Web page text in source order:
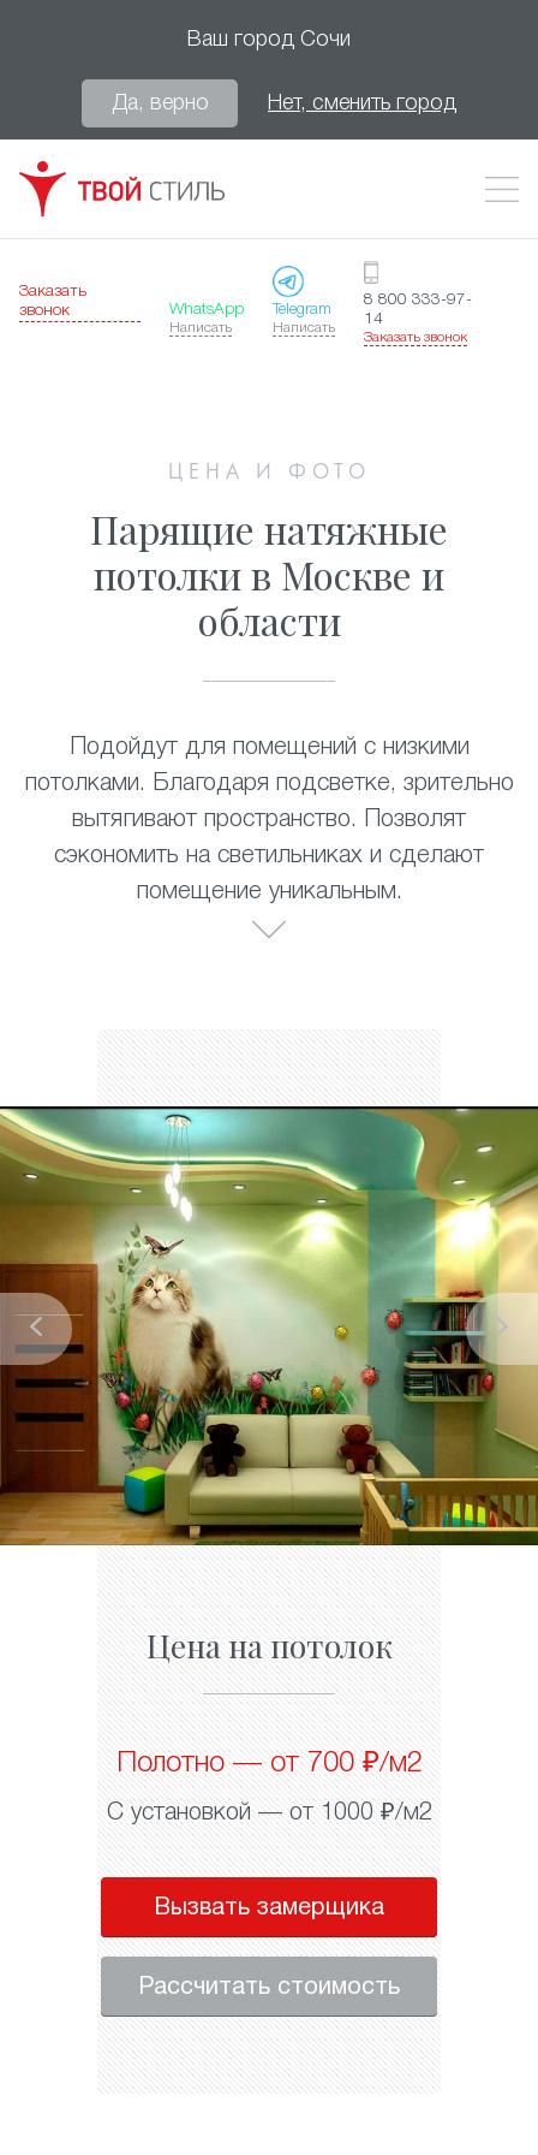
Ваш город Сочи
Да, верно Нет, сменить город
Заказать
звонок
WhatsApp
Написать
Telegram
Написать
8 800 333-97-
14
Заказать звонок
ЦЕНА И ФОТО
Парящие натяжные
потолки в Москве и
области
Подойдут для помещений с низкими
потолками. Благодаря подсветке, зрительно
вытягивают пространство. Позволят
сэкономить на светильниках и сделают
помещение уникальным.
Цена на потолок
Полотно — от 700 ₽/м2
С установкой — от 1000 ₽/м2
Вызвать замерщика
Рассчитать стоимость